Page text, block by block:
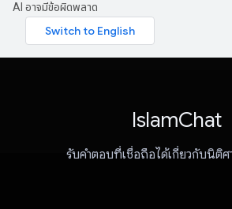
AI อาจมีข้อผิดพลาด
IslamChat
รับคำตอบที่เชื่อถือได้เกี่ยวกับนิติศ